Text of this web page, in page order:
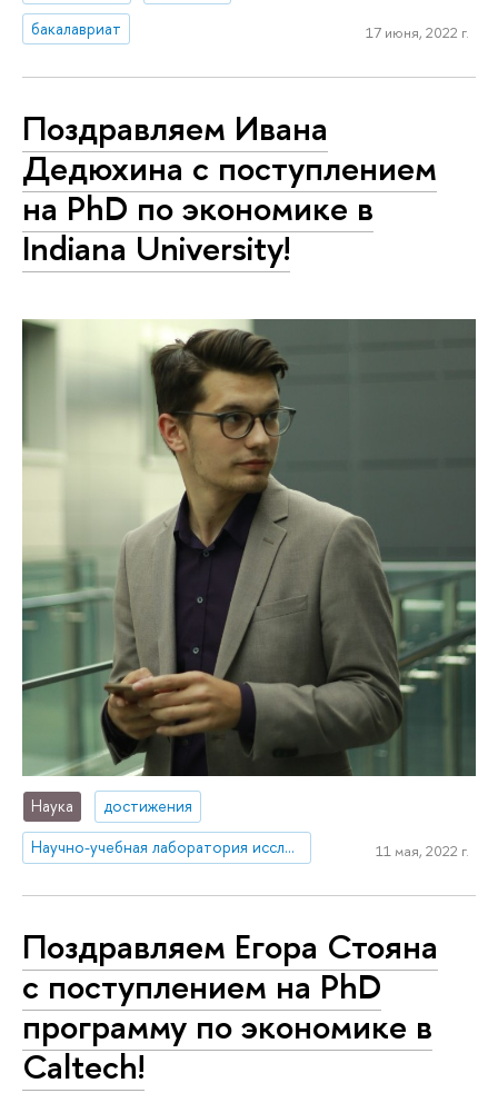
бакалавриат 17 июня, 2022 г.
Поздравляем Ивана
Дедюхина с поступлением
на PhD по экономике в
Indiana University!
Наука
достижения
Научно-учебная лаборатория исследований спорта
11 мая, 2022 г.
Поздравляем Егора Стояна
с поступлением на PhD
программу по экономике в
Caltech!